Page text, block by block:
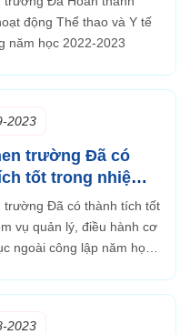
2022-2023
động Thể thao và Y tế
năm học 2022-2023
2023
trường Đã có
tốt trong nhiệm
lý, điều hành cơ sở
ngoài công lập
2022-2023
trường Đã có thành tích tốt
vụ quản lý, điều hành cơ
ngoài công lập năm học
2023